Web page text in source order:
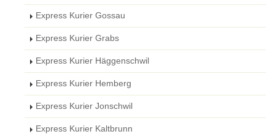
Express Kurier Gossau
Express Kurier Grabs
Express Kurier Häggenschwil
Express Kurier Hemberg
Express Kurier Jonschwil
Express Kurier Kaltbrunn